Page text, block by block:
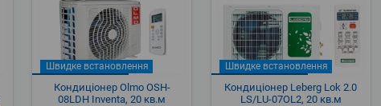
Швидке встановлення
Кондиціонер Olmo OSH-
08LDH Inventa, 20 кв.м
Швидке встановлення
Кондиціонер Leberg Lok 2.0
LS/LU-07OL2, 20 кв.м